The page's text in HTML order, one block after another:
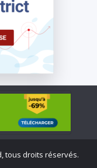
tous droits réservés.